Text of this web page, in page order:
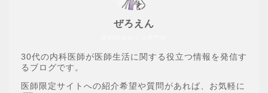
ぜろえん
30代の内科医師が医師生活に関する役立つ情報を発信す
るブログです。
医師限定サイトへの紹介希望や質問があれば、お気軽に